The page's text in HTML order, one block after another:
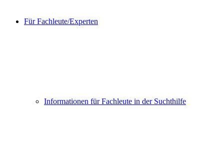
Für Fachleute/Experten
Informationen für Fachleute in der Suchthilfe